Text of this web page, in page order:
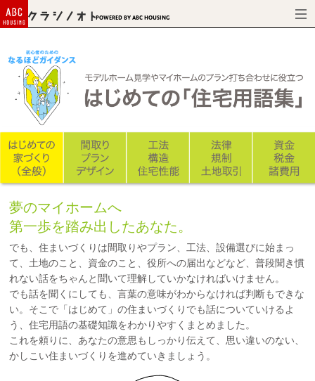
Powered by ABC HOUSING
夢のマイホームへ
第一歩を踏み出したあなた。
でも、住まいづくりは間取りやプラン、工法、設備選びに始まっ
て、土地のこと、資金のこと、役所への届出などなど、普段聞き慣
れない話をちゃんと聞いて理解していかなければいけません。
でも話を聞くにしても、言葉の意味がわからなければ判断もできな
い。そこで「はじめて」の住まいづくりでも話についていけるよ
う、住宅用語の基礎知識をわかりやすくまとめました。
これを頼りに、あなたの意思もしっかり伝えて、思い違いのない、
かしこい住まいづくりを進めていきましょう。